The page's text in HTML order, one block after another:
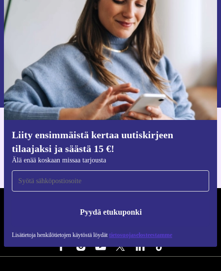
Liity ensimmäistä kertaa uutiskirjeen
tilaajaksi ja säästä 15 €!
Älä enää koskaan missaa tarjousta
Pyydä etukuponki
Lisätietoja henkilötietojen käytöstä löydät tietosuojaselosteestamme
tilaajaksi ja säästä 15 €!
Älä missaa enää yhtäkään tarjousta.
Pyydä etukuponki
Lisätietoja henkilötietojen käytöstä löydättietosuojaselosteestamme.
iOS:lle ja Androidille